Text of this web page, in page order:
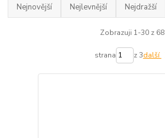
Nejnovější Nejlevnější Nejdražší
Zobrazuji 1-30 z 68
strana z 3další